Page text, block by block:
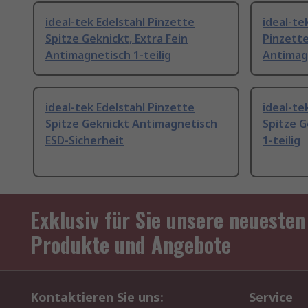
ideal-tek Edelstahl Pinzette
Spitze Geknickt, Extra Fein
Antimagnetisch 1-teilig
ideal-
ideal-tek Edelstahl Pinzette
Spitze Geknickt Antimagnetisch
ESD-Sicherheit
ideal-
Spitze
1-teilig
Exklusiv für Sie unsere neuesten
Produkte und Angebote
Kontaktieren Sie uns: Service